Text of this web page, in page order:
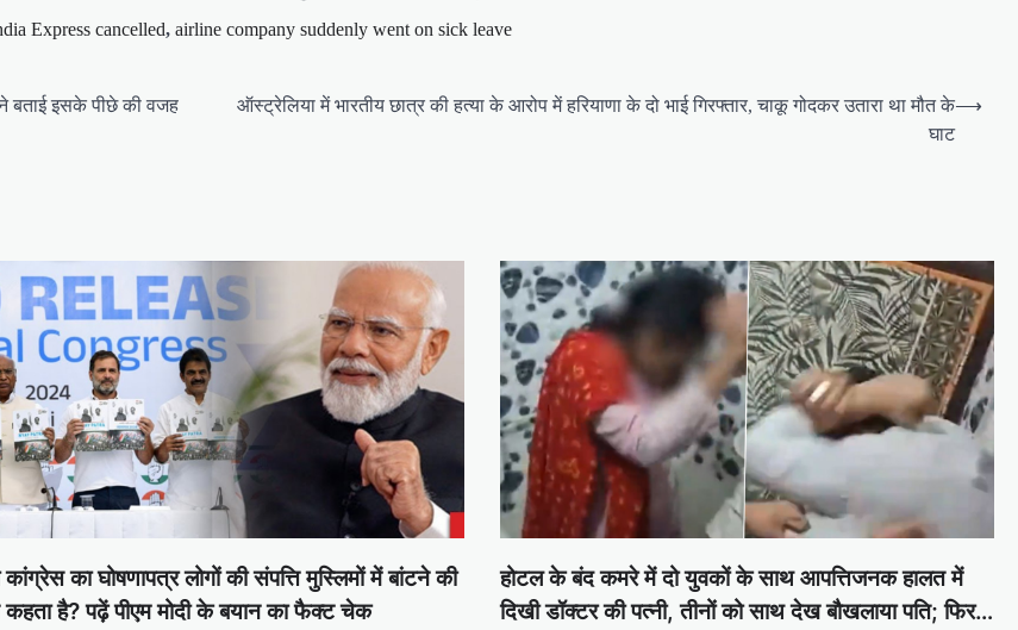
Express cancelled, airline company suddenly went on sick leave
ने बताई इसके पीछे की वजह
ऑस्ट्रेलिया में भारतीय छात्र की हत्या के आरोप में हरियाणा के दो भाई गिरफ्तार, चाकू गोदकर उतारा था मौत के
घाट
⟶
कांग्रेस का घोषणापत्र लोगों की संपत्ति मुस्लिमों में बांटने की
कहता है? पढ़ें पीएम मोदी के बयान का फैक्ट चेक
होटल के बंद कमरे में दो युवकों के साथ आपत्तिजनक हालत में
दिखी डॉक्टर की पत्नी, तीनों को साथ देख बौखलाया पति; फिर…